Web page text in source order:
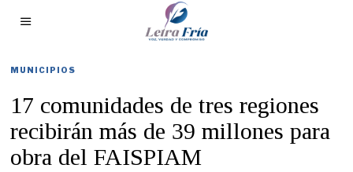
MUNICIPIOS
17 comunidades de tres regiones
recibirán más de 39 millones para
obra del FAISPIAM